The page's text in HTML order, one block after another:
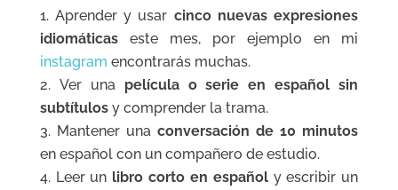
Aprender y usar cinco nuevas expresiones
idiomáticaseste mes, por ejemplo en mi
instagram encontrarás muchas.
Ver una película o serie en español sin
subtítulosy comprender la trama.
Mantener unaconversación de 10 minutos
en español con un compañero de estudio.
Leer un libro corto en españoly escribir un